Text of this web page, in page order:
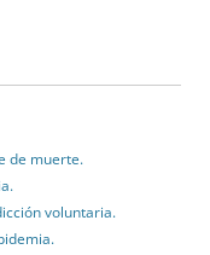
de muerte.
voluntaria.